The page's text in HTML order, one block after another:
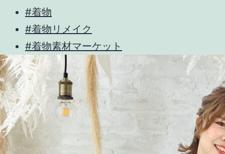
#着物
#着物リメイク
#着物素材マーケット